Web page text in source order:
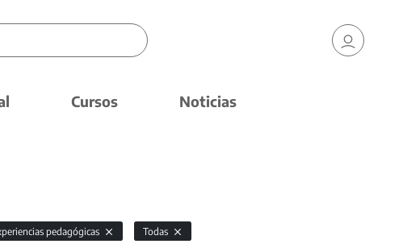
Cursos Noticias
pedagógicas
Todas